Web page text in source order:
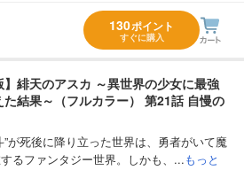
130ポイント
すぐに購入
】緋天のアスカ ～異世界の少女に最強
た結果～（フルカラー） 第21話 自慢の
”が死後に降り立った世界は、勇者がいて魔
るファンタジー世界。しかも、...もっと